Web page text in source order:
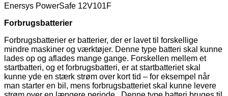
Enersys PowerSafe 12V101F
Forbrugsbatterier
Forbrugsbatterier er batterier, der er lavet til forskellige
mindre maskiner og værktøjer. Denne type batteri skal kunne
lades op og aflades mange gange. Forskellen mellem et
startbatteri, og et forbrugsbatteri, er at startbatteriet skal
kunne yde en stærk strøm over kort tid – for eksempel når
man starter en bil, mens forbrugsbatteriet skal kunne levere